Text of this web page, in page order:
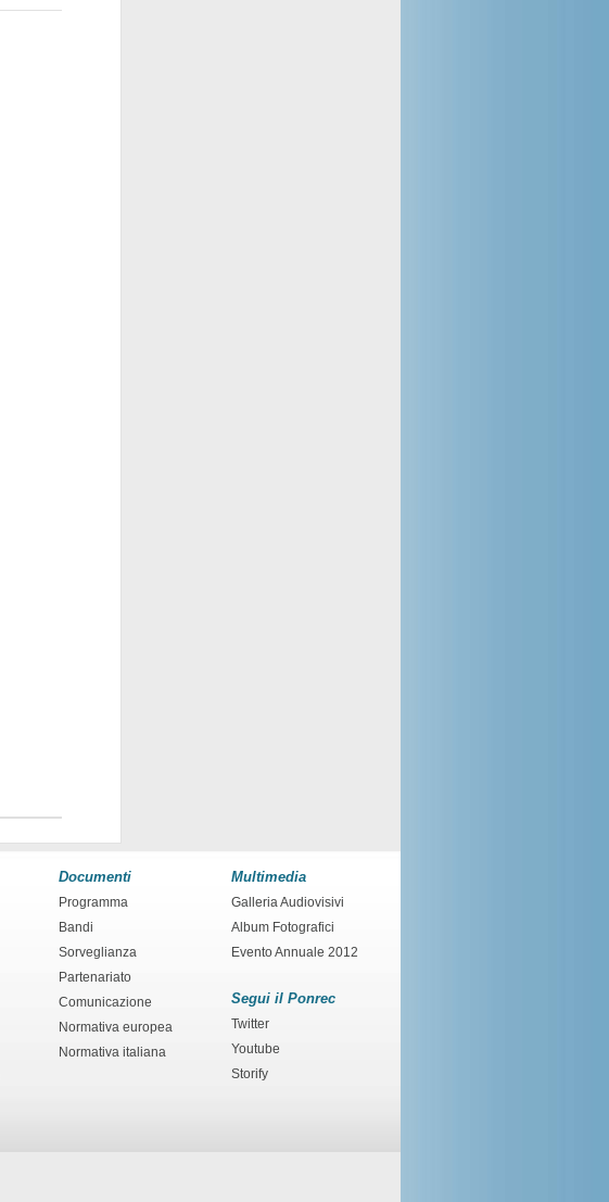
Documenti
Programma
Bandi
Sorveglianza
Partenariato
Comunicazione
Normativa europea
Normativa italiana
Multimedia
Galleria Audiovisivi
Album Fotografici
Evento Annuale 2012
Segui il Ponrec
Twitter
Youtube
Storify